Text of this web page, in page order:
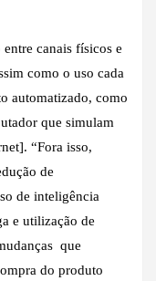
entre canais físicos e
como o uso cada
automatizado, como
que simulam
“Fora isso,
de
de inteligência
e utilização de
que
do produto